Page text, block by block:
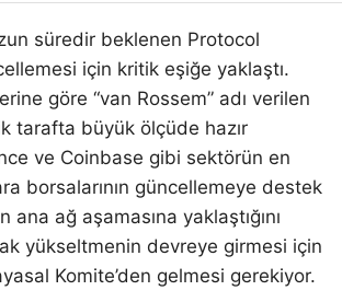
süredir beklenen Protocol
için kritik eşiğe yaklaştı.
göre “van Rossem” adı verilen
tarafta büyük ölçüde hazır
ve Coinbase gibi sektörün en
borsalarının güncellemeye destek
ana ağ aşamasına yaklaştığını
yükseltmenin devreye girmesi için
Komite’den gelmesi gerekiyor.